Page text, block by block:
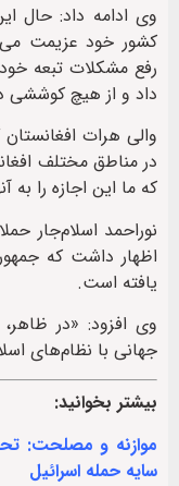
وی ادامه داد: حال
کشور خود عزیمت
رفع مشکلات تبعه
داد و از هیچ کوششی
والی هرات
در مناطق مختلف
که ما این اجازه را
نوراحمد اسلام‌جار
اظهار داشت که
یافته است.
وی افزود: «در
جهانی با نظام‌های
بیشتر بخوانید:
موازنه و مصلحت:
سایه حمله اسرائیل